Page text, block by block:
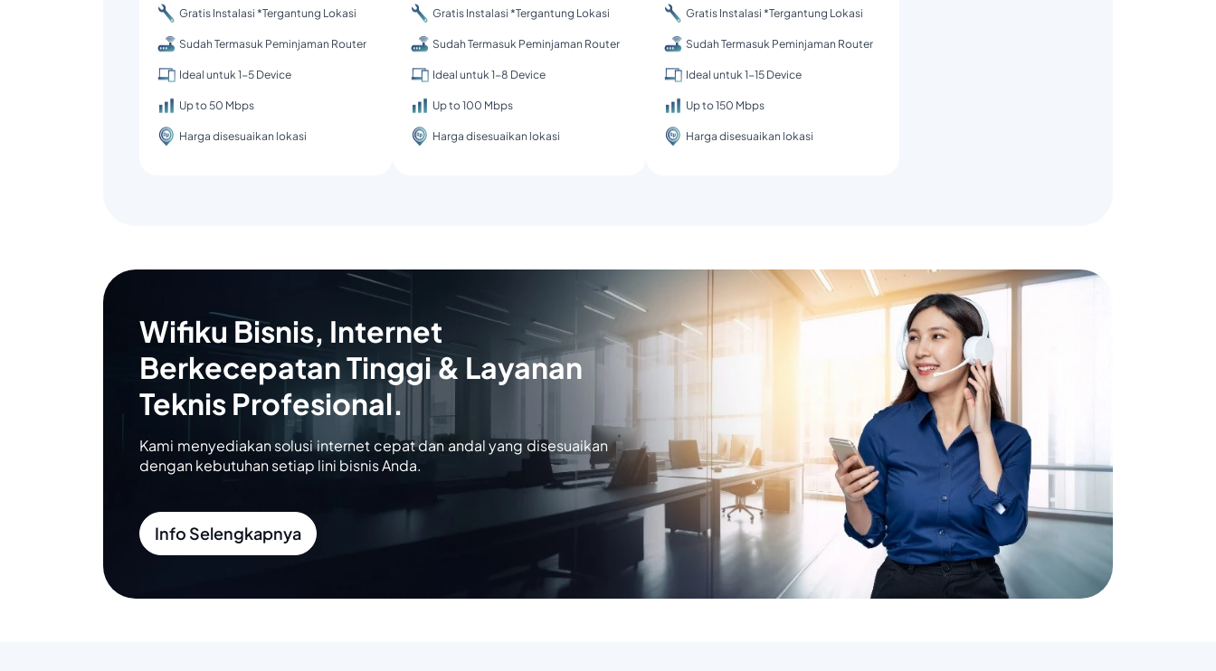
Gratis Instalasi *Tergantung Lokasi
Sudah Termasuk Peminjaman Router
Ideal untuk 1-5 Device
Up to 50 Mbps
Harga disesuaikan lokasi
Gratis Instalasi *Tergantung Lokasi
Sudah Termasuk Peminjaman Router
Ideal untuk 1-8 Device
Up to 100 Mbps
Harga disesuaikan lokasi
Gratis Instalasi *Tergantung Lokasi
Sudah Termasuk Peminjaman Router
Ideal untuk 1-15 Device
Up to 150 Mbps
Harga disesuaikan lokasi
Wifiku Bisnis, Internet
Berkecepatan Tinggi & Layanan
Teknis Profesional.
Kami menyediakan solusi internet cepat dan andal yang disesuaikan
dengan kebutuhan setiap lini bisnis Anda.
Info Selengkapnya